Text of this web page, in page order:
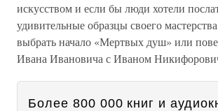
искусством и если бы люди хотели
удивительные образцы своего
выбрать начало «Мертвых душ» или
Ивана Ивановича с Иваном
Более 800 000 книг и